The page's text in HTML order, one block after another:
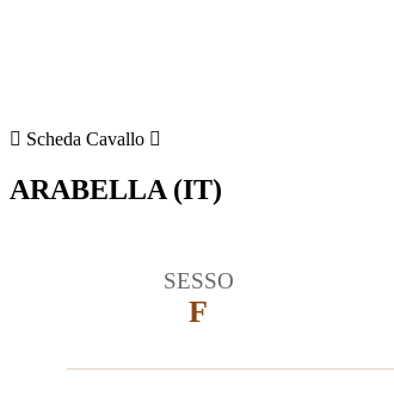
Scheda Cavallo
ARABELLA (IT)
SESSO
F